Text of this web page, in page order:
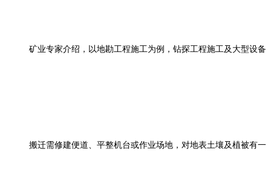
矿业专家介绍，以地勘工程施工为例，钻探工程施工及大型设备
搬迁需修建便道、平整机台或作业场地，对地表土壤及植被有一